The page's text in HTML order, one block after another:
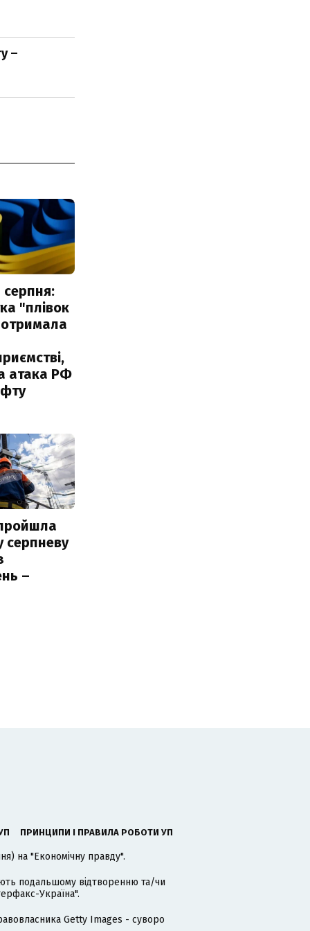
–
"плівок
атака РФ
серпневу
–
ПРИНЦИПИ І ПРАВИЛА РОБОТИ УП
на "Економічну правду".
подальшому відтворенню та/чи
Україна".
Getty Images - суворо